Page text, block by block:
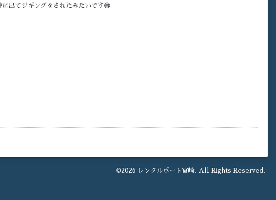
出てジギングをされたみたいです😁
©2026 レンタルボート宮崎. All Rights Reserved.